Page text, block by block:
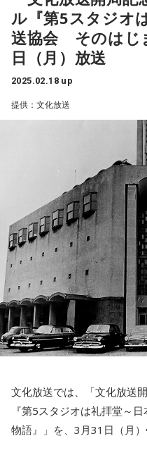
※これまでのシリーズ『知
1の間』の放送は、文化放送
「PodcastQR」より聴取可能
https://podcastqr.joqr.co.jp/
■番組名：文化放送開局記
ン～0と1の間 Vol.6』
■放送日時：2025年3月31
（収録番組）
■出演：サヘル・ローズ、
ー）
■文化放送ロービジョンプ
https://joqr.co.jp/lp/
ばめられていました。
当番組では、生前のやなせ
交えながら、それらの貴重
れる「前夜」の息遣いをラ
番組のナビゲーターは、各
になりたい」と語るお笑い
以下のようにコメントして
私はこれまで周りに「アン
い！」と言ってきました。
子供の頃からそばにいて、
の親であるやなせたかし先
慨深く、幸せです。
年を重ねるごとに、先生の
うに感じ、自分の支えにな
【特別番組概要】
■番組名 ： 「文化放送
夜』」
■放送日時 ： 2025年3
12時00分 ※収録番組
ル『第5スタジオ
送協会 そのはじ
日（月）放送
2025.02.18 up
提供：文化放送
文化放送では、「文化放送
『第5スタジオは礼拝堂～
物語』」を、3月31日（月